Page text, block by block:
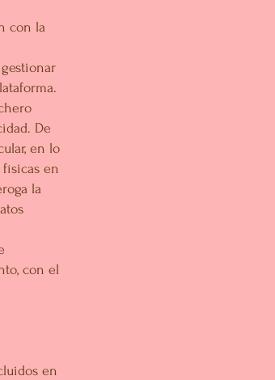
con la
De
en lo
físicas en
la
con el
en